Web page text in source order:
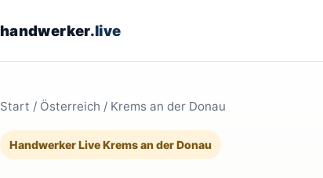
handwerker.live
Start / Österreich / Krems an der Donau
Handwerker Live Krems an der Donau